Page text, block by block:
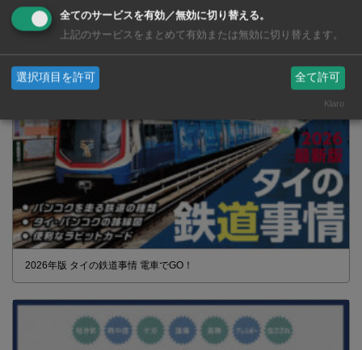
タイの薬いろいろ【タイ・バンコク】 薬局・ドラッグストアで買える
市販薬 2026年最新版！
2026年版 タイの鉄道事情 電車でGO！
全てのサービスを有効／無効に切り替える。
上記のサービスをまとめて有効または無効に切り替えます。
選択項目を許可 全て許可
Klaro